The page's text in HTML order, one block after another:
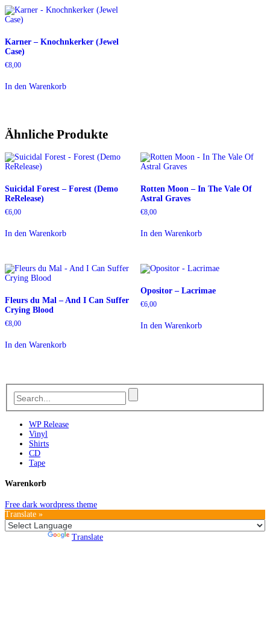
Karner – Knochnkerker (Jewel
Case)
€8,00
In den Warenkorb
Ähnliche Produkte
Suicidal Forest – Forest (Demo
ReRelease)
€6,00
In den Warenkorb
Rotten Moon – In The Vale Of
Astral Graves
€8,00
In den Warenkorb
Fleurs du Mal – And I Can Suffer
Crying Blood
€8,00
In den Warenkorb
Opositor – Lacrimae
€6,00
In den Warenkorb
WP Release
Vinyl
Shirts
CD
Tape
Warenkorb
Free dark wordpress theme
Translate »
Translate